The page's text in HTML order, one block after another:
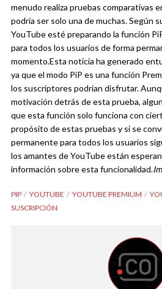
menudo realiza pruebas comparativas
podría ser solo una de muchas. Según
YouTube esté preparando la función
para todos los usuarios de forma
momento.Esta noticia ha generado
ya que el modo PiP es una función
los suscriptores podrían disfrutar.
motivación detrás de esta prueba,
que esta función solo funciona con
propósito de estas pruebas y si se
permanente para todos los usuarios
los amantes de YouTube están
información sobre esta funcionalidad.
PIP YOUTUBE YOUTUBE PREMIUM
SUSCRIPCIÓN